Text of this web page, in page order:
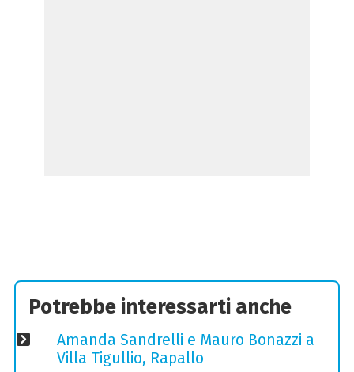
Potrebbe interessarti anche
Amanda Sandrelli e Mauro Bonazzi a
Villa Tigullio, Rapallo